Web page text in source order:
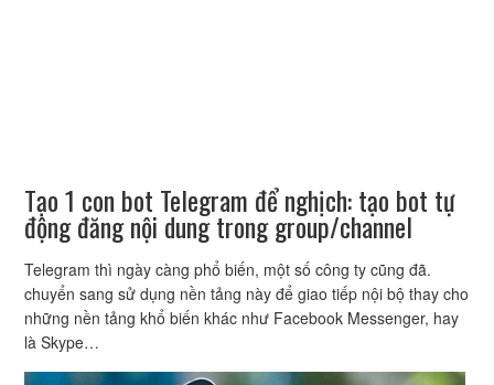
Tạo 1 con bot Telegram để nghịch: tạo bot tự
động đăng nội dung trong group/channel
Telegram thì ngày càng phổ biến, một số công ty cũng đã.
chuyển sang sử dụng nền tảng này để giao tiếp nội bộ thay cho
những nền tảng khổ biến khác như Facebook Messenger, hay
là Skype…